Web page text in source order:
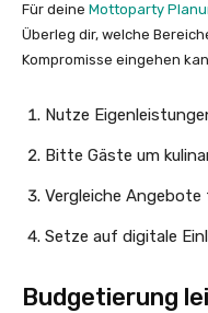
Für deine Mottoparty
Überleg dir, welche
Kompromisse eingehen
Nutze
Bitte Gäste um
Vergleiche Angebote
Setze auf digitale
Budgetierung